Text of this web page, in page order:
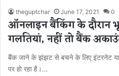
theguptchar June 17, 2021 0
ऑनलाइन बैंकिंग के दौरान
गलतियां, नहीं तो बैंक
बैंक जाने के झंझट से बचने के लिए इंटरनेट
पर हो रहा है।…